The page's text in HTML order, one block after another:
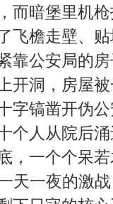
而暗堡里机
飞檐走壁、
靠公安局的
开洞，房屋
字镐凿开伪
个人从院后
，一个个呆
天一夜的激战